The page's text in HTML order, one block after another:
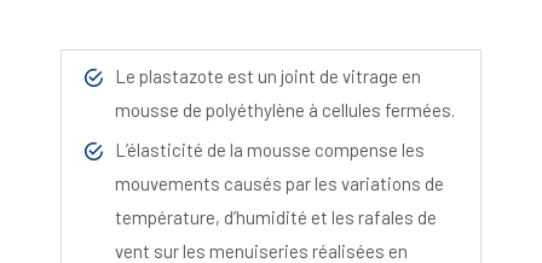
Le plastazote est un joint de vitrage en
mousse de polyéthylène à cellules fermées.
L’élasticité de la mousse compense les
mouvements causés par les variations de
température, d’humidité et les rafales de
vent sur les menuiseries réalisées en